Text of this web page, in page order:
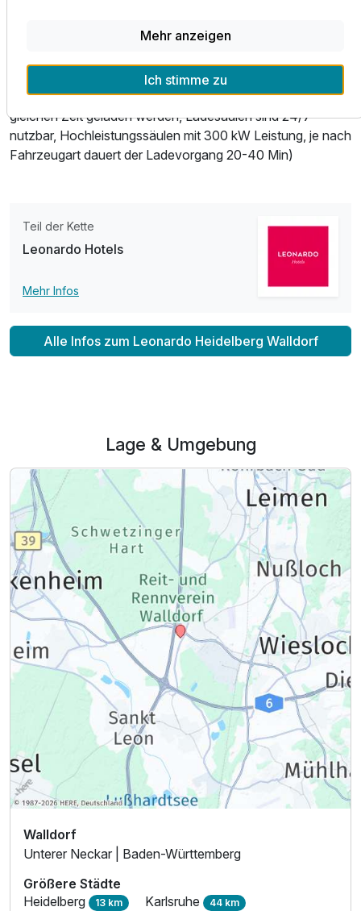
noch angenehmeren Badespaß bieten zu können.
Auf dem kostenfreien Parkplatz stehen E-Ladesäulen für
Elektro Autos zur Verfügung. (4 Autos können zur
gleichen Zeit geladen werden, Ladesäulen sind 24/7
nutzbar, Hochleistungssäulen mit 300 kW Leistung, je nach
Fahrzeugart dauert der Ladevorgang 20-40 Min)
Teil der Kette
Leonardo Hotels
Mehr Infos
Alle Infos zum Leonardo Heidelberg Walldorf
Lage & Umgebung
Walldorf
Unterer Neckar | Baden-Württemberg
Größere Städte
Heidelberg 13 km Karlsruhe 44 km
Mehr anzeigen
Ich stimme zu